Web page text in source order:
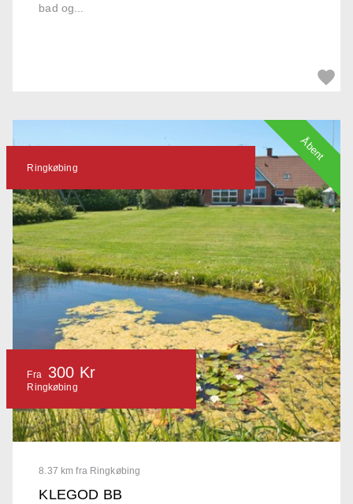
bad og...
8.37 km fra Ringkøbing
KLEGOD BB
Ringkøbing
Fra 300 Kr
Ringkøbing
Åbent